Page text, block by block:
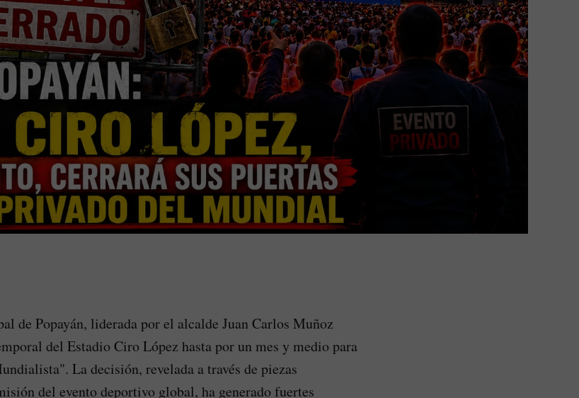
de Popayán, liderada por el alcalde Juan Carlos Muñoz
del Estadio Ciro López hasta por un mes y medio para
La decisión, revelada a través de piezas
del evento deportivo global, ha generado fuertes